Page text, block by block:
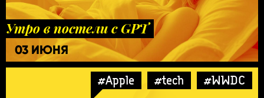
Утро в постели с GPT
03 ИЮНЯ
#Apple #tech #WWDC